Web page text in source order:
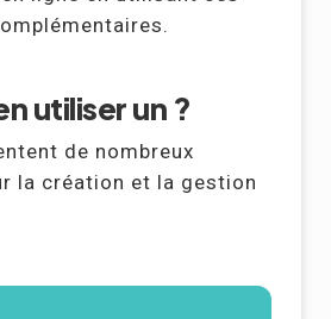
utiliser un ?
de nombreux
la création et la gestion